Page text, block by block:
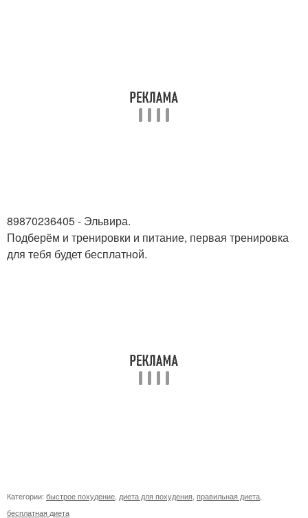
89870236405 - Эльвира.
Подберём и тренировки и питание, первая тренировка
для тебя будет бесплатной.
Категории: быстрое похудение диета для похудения правильная диета
бесплатная диета